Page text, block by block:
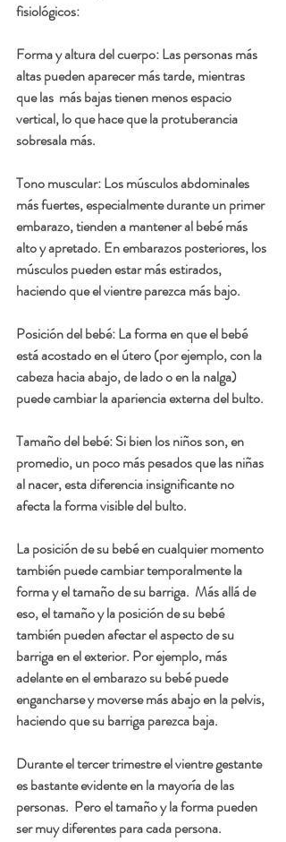
fisiológicos:
Forma y altura del cuerpo: Las personas más
altas pueden aparecer más tarde, mientras
que las  más bajas tienen menos espacio
vertical, lo que hace que la protuberancia
sobresala más.
Tono muscular: Los músculos abdominales
más fuertes, especialmente durante un primer
embarazo, tienden a mantener al bebé más
alto y apretado. En embarazos posteriores, los
músculos pueden estar más estirados,
haciendo que el vientre parezca más bajo.
Posición del bebé: La forma en que el bebé
está acostado en el útero (por ejemplo, con la
cabeza hacia abajo, de lado o en la nalga)
puede cambiar la apariencia externa del bulto.
Tamaño del bebé: Si bien los niños son, en
promedio, un poco más pesados que las niñas
al nacer, esta diferencia insignificante no
afecta la forma visible del bulto.
La posición de su bebé en cualquier momento
también puede cambiar temporalmente la
forma y el tamaño de su barriga.  Más allá de
eso, el tamaño y la posición de su bebé
también pueden afectar el aspecto de su
barriga en el exterior. Por ejemplo, más
adelante en el embarazo su bebé puede
engancharse y moverse más abajo en la pelvis,
haciendo que su barriga parezca baja.
Durante el tercer trimestre el vientre gestante
es bastante evidente en la mayoría de las
personas.  Pero el tamaño y la forma pueden
ser muy diferentes para cada persona.